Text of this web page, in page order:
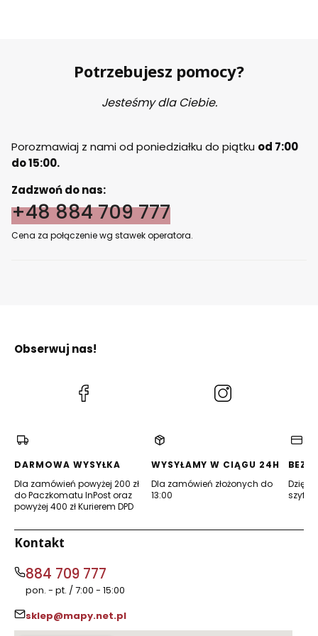
Potrzebujesz pomocy?
Jesteśmy dla Ciebie.
Porozmawiaj z nami od poniedziałku do piątku od 7:00
do 15:00.
Zadzwoń do nas:
+48 884 709 777
Cena za połączenie wg stawek operatora.
Obserwuj nas!
(Otwiera
DARMOWA WYSYŁKA
Dla zamówień powyżej 200 zł
do Paczkomatu InPost oraz
powyżej 400 zł Kurierem DPD
WYSYŁAMY W CIĄGU 24H
Dla zamówień złożonych do
13:00
Dzięki
Kontakt
884 709 777
pon. - pt. / 7:00 - 15:00
sklep@mapy.net.pl